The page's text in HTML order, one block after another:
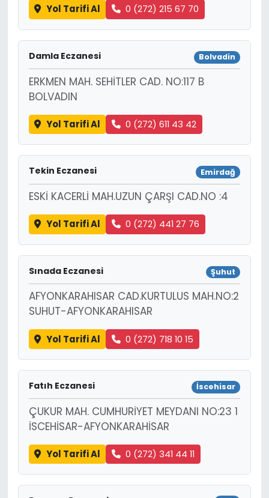
Yol Tarifi Al 0 (272) 215 67 70
Damla Eczanesi Bolvadin
ERKMEN MAH. SEHİTLER CAD. NO:117 B
BOLVADIN
Yol Tarifi Al 0 (272) 611 43 42
Tekin Eczanesi Emirdağ
ESKİ KACERLİ MAH.UZUN ÇARŞI CAD.NO :4
Yol Tarifi Al 0 (272) 441 27 76
Sınada Eczanesi Şuhut
AFYONKARAHISAR CAD.KURTULUS MAH.NO:2
SUHUT-AFYONKARAHISAR
Yol Tarifi Al 0 (272) 718 10 15
Fatıh Eczanesi İscehisar
ÇUKUR MAH. CUMHURİYET MEYDANI NO:23 1
İSCEHİSAR-AFYONKARAHİSAR
Yol Tarifi Al 0 (272) 341 44 11